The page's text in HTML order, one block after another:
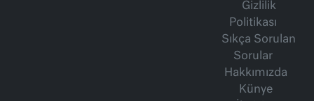
Gizlilik
Politikası
Sıkça Sorulan
Sorular
Hakkımızda
Künye